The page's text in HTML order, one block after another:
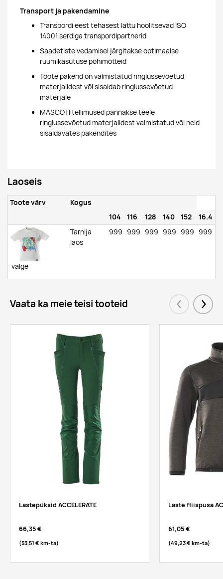
Transport ja pakendamine
Transpordi eest tehasest lattu hoolitsevad ISO
14001 serdiga transpordipartnerid
Saadetiste vedamisel järgitakse optimaalse
ruumikasutuse põhimõtteid
Toote pakend on valmistatud ringlussevõetud
materjalidest või sisaldab ringlussevõetud
materjale
MASCOTI tellimused pannakse teele
ringlussevõetud materjalidest valmistatud või neid
sisaldavates pakendites
Laoseis
Toote värv
Kogus
104
116 128 140 152 16.4
valge
Tarnija
laos
999 999 999 999 999 999
Vaata ka meie teisi tooteid Eelmised
Lastepüksid ACCELERATE
66,35 €
(53,51 € km-ta)
Laste fliispusa
61,05 €
(49,23 € km-ta)